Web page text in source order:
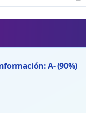
A- (90%)